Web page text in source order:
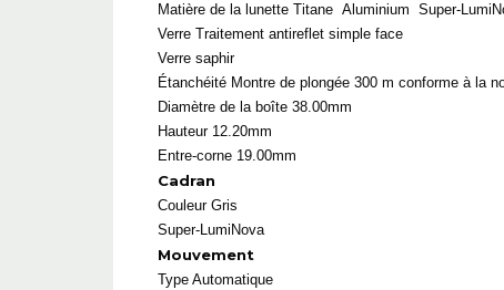
Matière de la lunette Titane Aluminium Super-
Verre Traitement antireflet simple face
Verre saphir
Étanchéité Montre de plongée 300 m conforme à la
Diamètre de la boîte 38.00mm
Hauteur 12.20mm
Entre-corne 19.00mm
Cadran
Couleur Gris
Super-LumiNova
Mouvement
Type Automatique